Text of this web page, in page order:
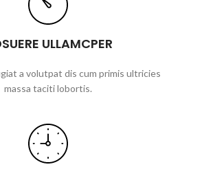
ULLAMCPER
a volutpat dis cum primis ultricies
massa taciti lobortis.